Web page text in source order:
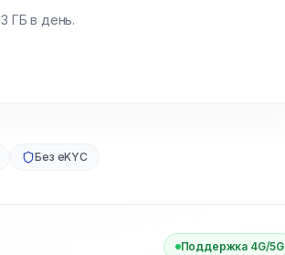
ГБ в день.
Без eKYC
Поддержка 4G/5G